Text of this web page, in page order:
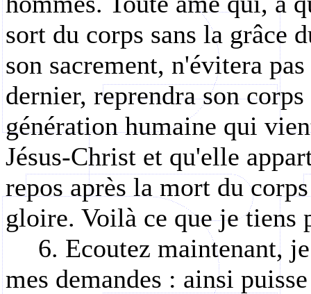
sort du corps sans la grâce
son sacrement, n'évitera
dernier, reprendra son
génération humaine qui
Jésus-Christ et qu'elle
repos après la mort du
gloire. Voilà ce que je tiens
6. Ecoutez maintenant,
mes demandes : ainsi